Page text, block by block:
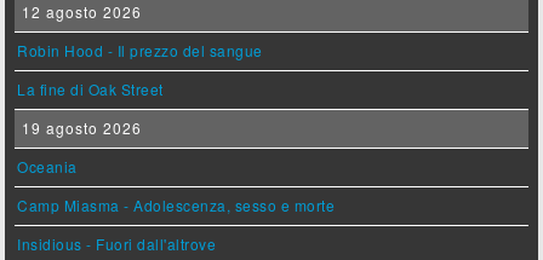
12 agosto 2026
Robin Hood - Il prezzo del sangue
La fine di Oak Street
19 agosto 2026
Oceania
Camp Miasma - Adolescenza, sesso e morte
Insidious - Fuori dall'altrove